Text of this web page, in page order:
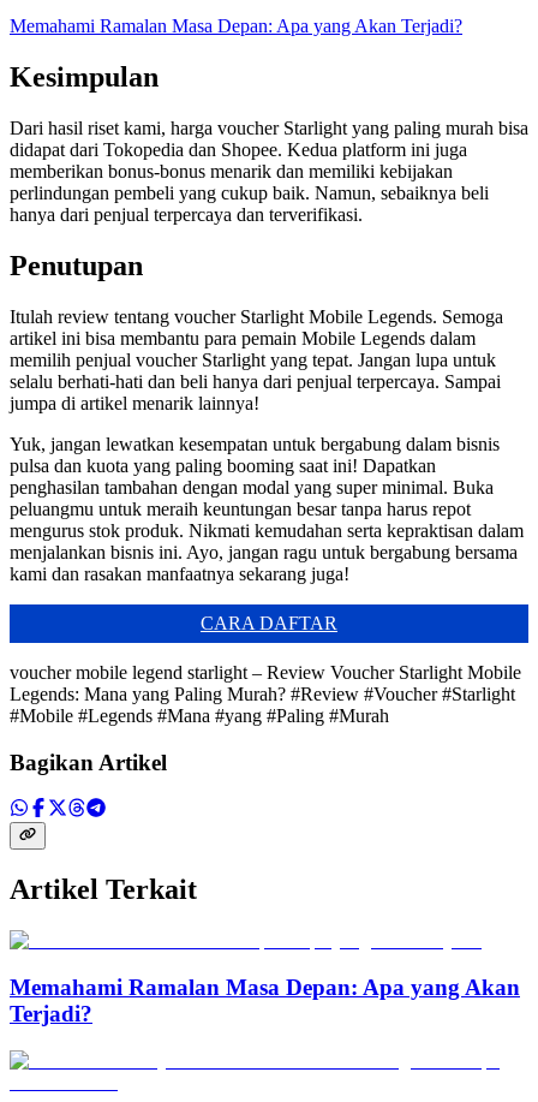
Memahami Ramalan Masa Depan: Apa yang Akan Terjadi?
Kesimpulan
Dari hasil riset kami, harga voucher Starlight yang paling murah bisa
didapat dari Tokopedia dan Shopee. Kedua platform ini juga
memberikan bonus-bonus menarik dan memiliki kebijakan
perlindungan pembeli yang cukup baik. Namun, sebaiknya beli
hanya dari penjual terpercaya dan terverifikasi.
Penutupan
Itulah review tentang voucher Starlight Mobile Legends. Semoga
artikel ini bisa membantu para pemain Mobile Legends dalam
memilih penjual voucher Starlight yang tepat. Jangan lupa untuk
selalu berhati-hati dan beli hanya dari penjual terpercaya. Sampai
jumpa di artikel menarik lainnya!
Yuk, jangan lewatkan kesempatan untuk bergabung dalam bisnis
pulsa dan kuota yang paling booming saat ini! Dapatkan
penghasilan tambahan dengan modal yang super minimal. Buka
peluangmu untuk meraih keuntungan besar tanpa harus repot
mengurus stok produk. Nikmati kemudahan serta kepraktisan dalam
menjalankan bisnis ini. Ayo, jangan ragu untuk bergabung bersama
kami dan rasakan manfaatnya sekarang juga!
CARA DAFTAR
voucher mobile legend starlight – Review Voucher Starlight Mobile
Legends: Mana yang Paling Murah? #Review #Voucher #Starlight
#Mobile #Legends #Mana #yang #Paling #Murah
Bagikan Artikel
Artikel Terkait
Memahami Ramalan Masa Depan: Apa yang Akan
Terjadi?